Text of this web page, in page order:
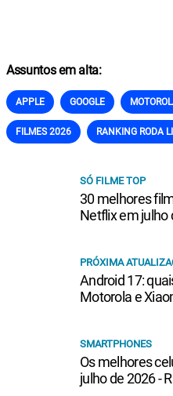
Assuntos em alta:
APPLE GOOGLE
FILMES 2026 RANKING RODA
SÓ FILME TOP
30 melhores
Netflix em julho
PRÓXIMA
Android 17:
Motorola e
SMARTPHONES
Os melhores
julho de 2026 -